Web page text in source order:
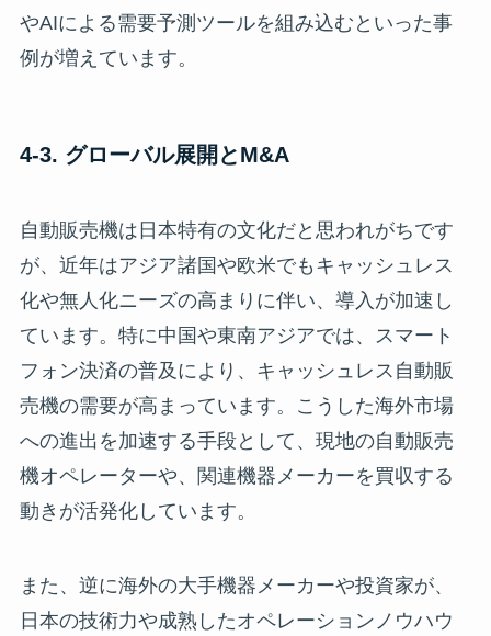
やAIによる需要予測ツールを組み込むといった事
例が増えています。
4-3. グローバル展開とM&A
自動販売機は日本特有の文化だと思われがちです
が、近年はアジア諸国や欧米でもキャッシュレス
化や無人化ニーズの高まりに伴い、導入が加速し
ています。特に中国や東南アジアでは、スマート
フォン決済の普及により、キャッシュレス自動販
売機の需要が高まっています。こうした海外市場
への進出を加速する手段として、現地の自動販売
機オペレーターや、関連機器メーカーを買収する
動きが活発化しています。
また、逆に海外の大手機器メーカーや投資家が、
日本の技術力や成熟したオペレーションノウハウ